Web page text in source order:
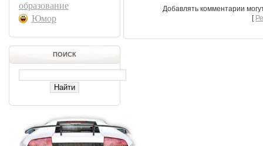
образование
Юмор
ПОИСК
Добавлять комментарии
[